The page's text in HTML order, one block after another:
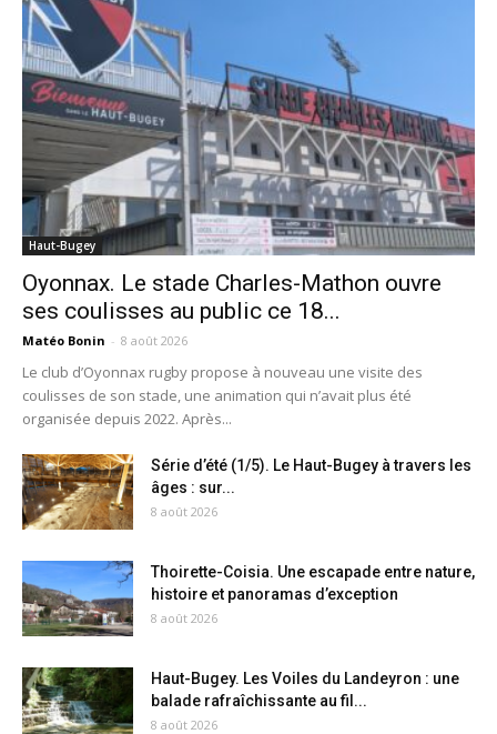
Haut-Bugey
Oyonnax. Le stade Charles-Mathon ouvre
ses coulisses au public ce 18...
Matéo Bonin - 8 août 2026
Le club d’Oyonnax rugby propose à nouveau une visite des
coulisses de son stade, une animation qui n’avait plus été
organisée depuis 2022. Après...
Série d’été (1/5). Le Haut-Bugey à travers les
âges : sur...
8 août 2026
Thoirette-Coisia. Une escapade entre nature,
histoire et panoramas d’exception
8 août 2026
Haut-Bugey. Les Voiles du Landeyron : une
balade rafraîchissante au fil...
8 août 2026